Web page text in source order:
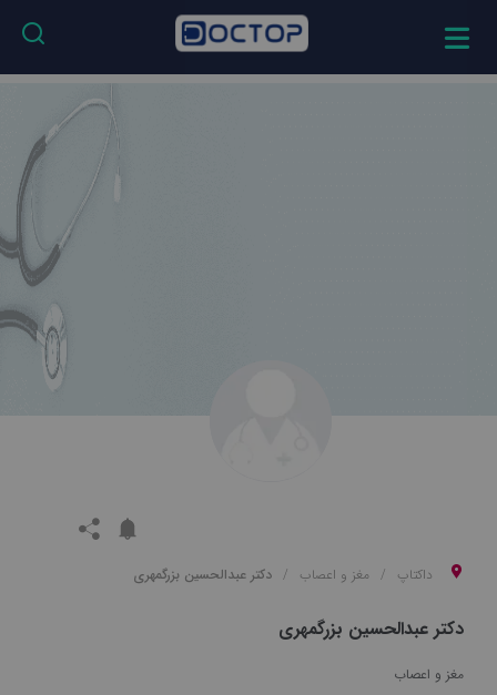
داکتاپ مغز و اعصاب دکتر عبدالحسین بزرگمهری
دکتر عبدالحسین بزرگمهری
مغز و اعصاب